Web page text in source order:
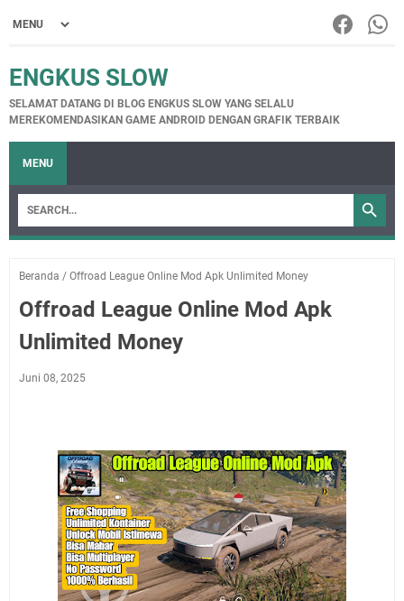
ENGKUS SLOW
SELAMAT DATANG DI BLOG ENGKUS SLOW YANG SELALU
MEREKOMENDASIKAN GAME ANDROID DENGAN GRAFIK TERBAIK
MENU
Beranda / Offroad League Online Mod Apk Unlimited Money
Offroad League Online Mod Apk
Unlimited Money
Juni 08, 2025